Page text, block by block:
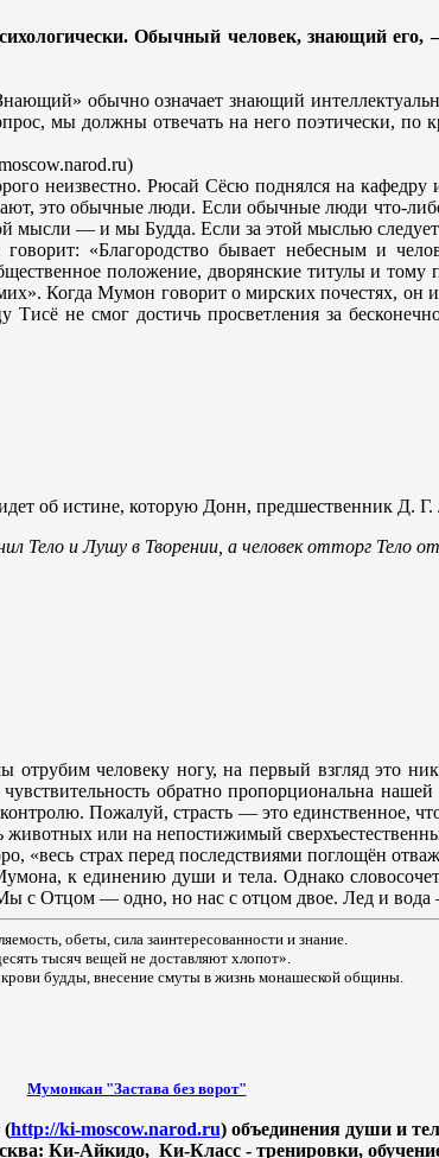
Обычный человек, знающий
обычно означает знающий
мы должны отвечать на него поэтически, по
неизвестно. Рюсай Сёсю поднялся на
это обычные люди. Если обычные люди что-
мысли — и мы Будда. Если за этой мыслью
«Благородство бывает небесным и
положение, дворянские титулы и тому
Когда Мумон говорит о мирских почестях,
не смог достичь просветления за
об истине, которую Донн, предшественник Д. Г.
Тело и Лушу в Творении, а человек отторг Тело
человеку ногу, на первый взгляд это
обратно пропорциональна
Пожалуй, страсть — это единственное,
или на непостижимый
«весь страх перед последствиями поглощён
к единению души и тела. Однако
Отцом — одно, но нас с отцом двое. Лед и вода
обеты, сила заинтересованности и знание.
тысяч вещей не доставляют хлопот».
будды, внесение смуты в жизнь монашеской общины.
Мумонкан "Застава без ворот"
(http://ki-moscow.narod.ru) объединения души и
Ки-Айкидо, Ки-Класс - тренировки,